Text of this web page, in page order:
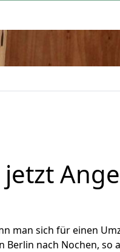
man sich für einen
nach Nochen, so